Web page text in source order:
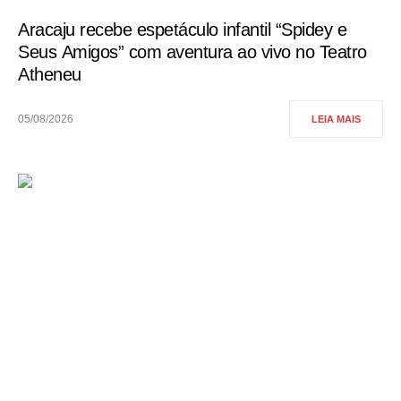
Aracaju recebe espetáculo infantil “Spidey e
Seus Amigos” com aventura ao vivo no Teatro
Atheneu
05/08/2026 LEIA MAIS